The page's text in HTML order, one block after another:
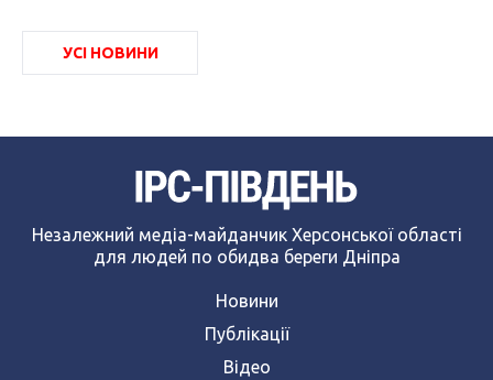
УСІ НОВИНИ
Незалежний медіа-майданчик Херсонської області
для людей по обидва береги Дніпра
Новини
Публікації
Відео